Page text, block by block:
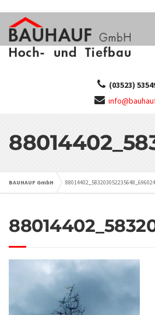
(03523)
BAUHAUF GmbH